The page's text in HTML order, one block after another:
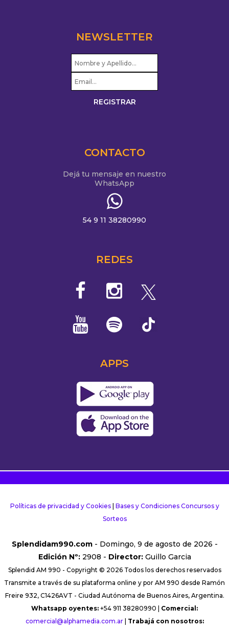
NEWSLETTER
CONTACTO
Dejá tu mensaje en nuestro
WhatsApp
54 9 11 38280990
REDES
APPS
Políticas de privacidad y Cookies| Bases y Condiciones Concursos y
Sorteos
Splendidam990.com- Domingo, 9 de agosto de 2026 -
Edición Nº:2908 - Director:Guillo Garcia
Splendid AM 990 - Copyright © 2026 Todos los derechos reservados
Transmite a través de su plataforma online y por AM 990 desde Ramón
Freire 932, C1426AVT - Ciudad Autónoma de Buenos Aires, Argentina.
Whatsapp oyentes: +54 911 38280990 | Comercial:
comercial@alphamedia.com.ar| Trabajá con nosotros: